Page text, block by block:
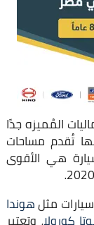
المُميزه جدًا
تُقدم مساحات
هي الأقوى
هوندا